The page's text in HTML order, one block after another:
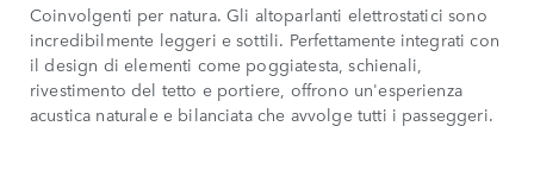
Coinvolgenti per natura. Gli altoparlanti elettrostatici sono
incredibilmente leggeri e sottili. Perfettamente integrati con
il design di elementi come poggiatesta, schienali,
rivestimento del tetto e portiere, offrono un'esperienza
acustica naturale e bilanciata che avvolge tutti i passeggeri.